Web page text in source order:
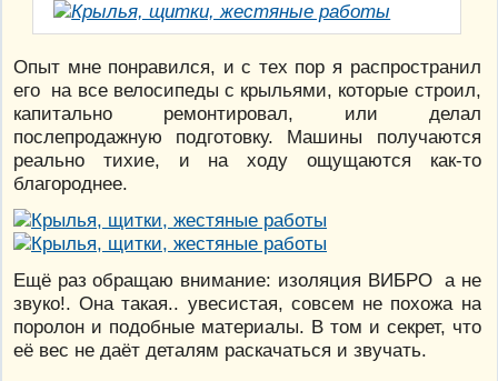
Опыт мне понравился, и с тех пор я распространил
его на все велосипеды с крыльями, которые строил,
капитально ремонтировал, или делал
послепродажную подготовку. Машины получаются
реально тихие, и на ходу ощущаются как-то
благороднее.
Ещё раз обращаю внимание: изоляция ВИБРО а не
звуко!. Она такая.. увесистая, совсем не похожа на
поролон и подобные материалы. В том и секрет, что
её вес не даёт деталям раскачаться и звучать.